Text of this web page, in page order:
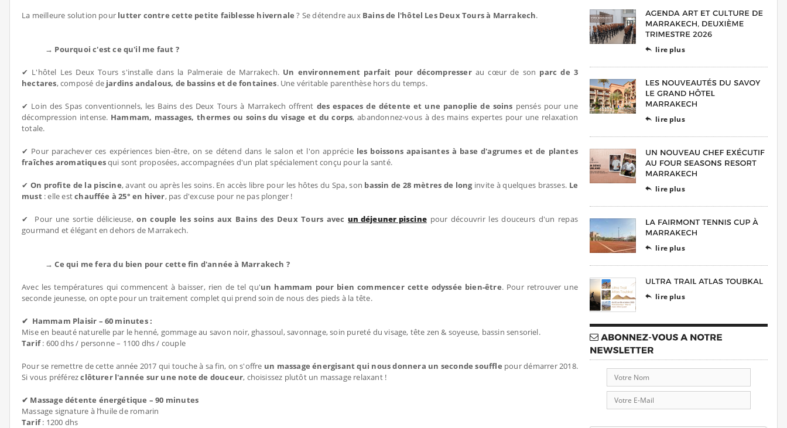
La meilleure solution pour lutter contre cette petite faiblesse hivernale ? Se détendre aux Bains de l'hôtel Les Deux Tours à Marrakech.
→ Pourquoi c'est ce qu'il me faut ?
✔ L'hôtel Les Deux Tours s'installe dans la Palmeraie de Marrakech. Un environnement parfait pour décompresserau cœur de son parc de 3
hectares, composé de jardins andalous, de bassins et de fontaines. Une véritable parenthèse hors du temps.
✔ Loin des Spas conventionnels, les Bains des Deux Tours à Marrakech offrent des espaces de détente et une panoplie de soins pensés pour une
décompression intense. Hammam, massages, thermes ou soins du visage et du corps, abandonnez-vous à des mains expertes pour une relaxation
totale.
✔ Pour parachever ces expériences bien-être, on se détend dans le salon et l'on apprécie les boissons apaisantes à base d'agrumes et de plantes
fraîches aromatiquesqui sont proposées, accompagnées d'un plat spécialement conçu pour la santé.
✔ On profite de la piscine, avant ou après les soins. En accès libre pour les hôtes du Spa, son bassin de 28 mètres de longinvite à quelques brasses. Le
must: elle estchauffée à 25° en hiver, pas d'excuse pour ne pas plonger !
✔ Pour une sortie délicieuse,on couple les soins aux Bains des Deux Tours avecun déjeuner piscine pour découvrir les douceurs d'un repas
gourmand et élégant en dehors de Marrakech.
→ Ce qui me fera du bien pour cette fin d'année à Marrakech ?
Avec les températures qui commencent à baisser, rien de tel qu'un hammam pour bien commencer cette odyssée bien-être. Pour retrouver une
seconde jeunesse, on opte pour un traitement complet qui prend soin de nous des pieds à la tête.
✔ Hammam Plaisir – 60 minutes :
Mise en beauté naturelle par le henné, gommage au savon noir, ghassoul, savonnage, soin pureté du visage, tête zen & soyeuse, bassin sensoriel.
Tarif: 600 dhs / personne – 1100 dhs / couple
Pour se remettre de cette année 2017 qui touche à sa fin, on s'offre un massage énergisant qui nous donnera un seconde souffle pour démarrer 2018.
Si vous préférezclôturer l'année sur une note de douceur, choisissez plutôt un massage relaxant !
✔ Massage détente énergétique – 90 minutes
Massage signature à l’huile de romarin
Tarif: 1200 dhs
 lire plus
 lire plus
 lire plus
 lire plus
 lire plus